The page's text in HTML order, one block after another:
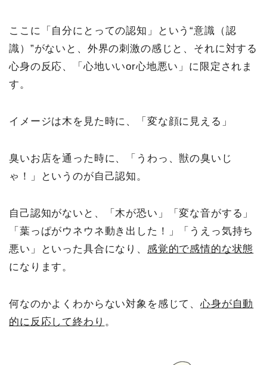
ここに「自分にとっての認知」という“意識（認
識）”がないと、外界の刺激の感じと、それに対する
心身の反応、「心地いいor心地悪い」に限定されま
す。
イメージは木を見た時に、「変な顔に見える」
臭いお店を通った時に、「うわっ、獣の臭いじ
ゃ！」というのが自己認知。
自己認知がないと、「木が恐い」「変な音がする」
「葉っぱがウネウネ動き出した！」「うえっ気持ち
悪い」といった具合になり、 感覚的で感情的な状態
になります。
何なのかよくわからない対象を感じて、心身が自動
的に反応して終わり 。